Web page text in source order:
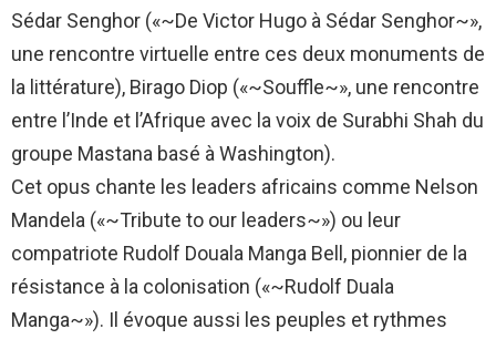
Sédar Senghor («~De Victor Hugo à Sédar Senghor~»,
une rencontre virtuelle entre ces deux monuments de
la littérature), Birago Diop («~Souffle~», une rencontre
entre l’Inde et l’Afrique avec la voix de Surabhi Shah du
groupe Mastana basé à Washington).
Cet opus chante les leaders africains comme Nelson
Mandela («~Tribute to our leaders~») ou leur
compatriote Rudolf Douala Manga Bell, pionnier de la
résistance à la colonisation («~Rudolf Duala
Manga~»). Il évoque aussi les peuples et rythmes